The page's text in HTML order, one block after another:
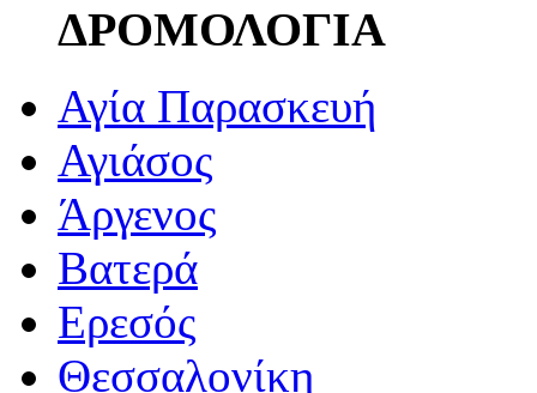
ΔΡΟΜΟΛΟΓΙΑ
Αγία Παρασκευή
Αγιάσος
Άργενος
Βατερά
Ερεσός
Θεσσαλονίκη